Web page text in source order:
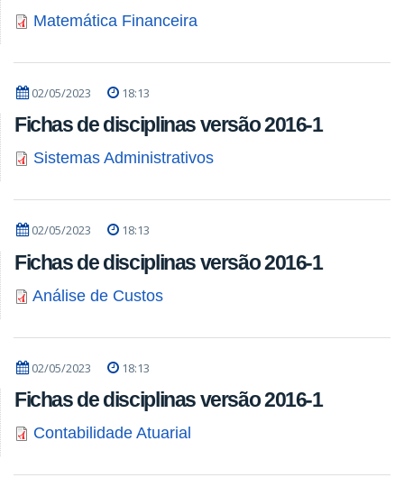
Matemática Financeira
02/05/2023 18:13
Fichas de disciplinas versão 2016-1
Sistemas Administrativos
02/05/2023 18:13
Fichas de disciplinas versão 2016-1
Análise de Custos
02/05/2023 18:13
Fichas de disciplinas versão 2016-1
Contabilidade Atuarial